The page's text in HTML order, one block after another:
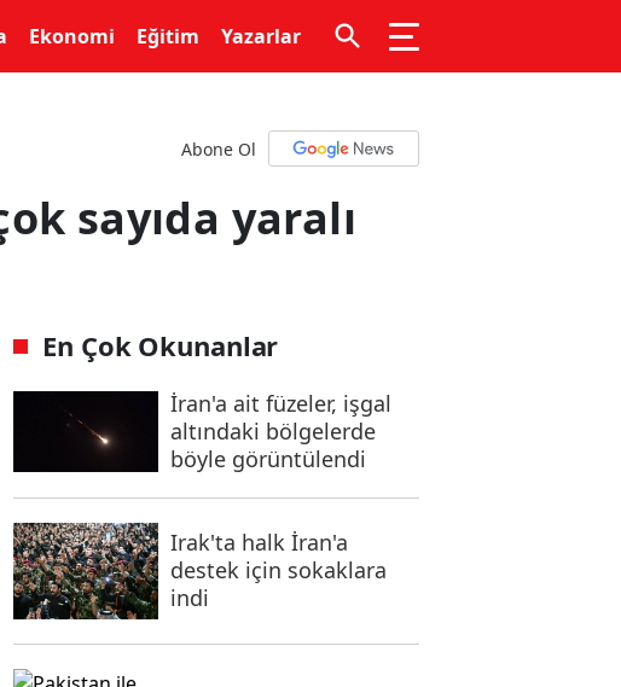
Ekonomi Eğitim Yazarlar
Abone Ol
sayıda yaralı
En Çok Okunanlar
İran'a ait füzeler, işgal
altındaki bölgelerde
böyle görüntülendi
Irak'ta halk İran'a
destek için sokaklara
indi